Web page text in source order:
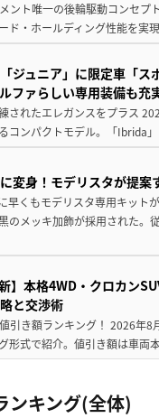
ント唯一の後輪駆動コンセ
ド・ホールディング性能を
ジュニア」に限定車「
ファらしい専用装備も充実
されたエレガンスをプラス
コンパクトモデル。「Ibrida
変身！モデリスタが提案
早くもモデリスタ専用キット
のメッキ加飾が採用された。
】本格4WD・クロカン
と交渉術
引き額ランキング！ 2026年
形式で紹介。値引き額は車
ンキング(全体)